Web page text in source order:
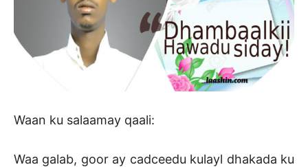
Waan ku salaamay qaali:
Waa galab, goor ay cadceedu kulayl dhakada ku